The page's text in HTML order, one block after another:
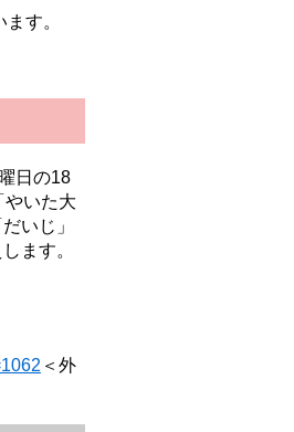
す。
日の18
やいた大
いじ」
ます。
＜外